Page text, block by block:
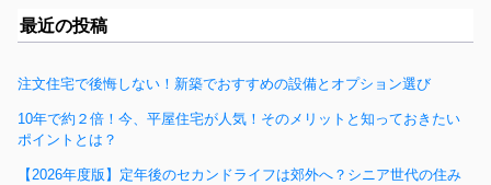
最近の投稿
注文住宅で後悔しない！新築でおすすめの設備とオプション選び
10年で約２倍！今、平屋住宅が人気！そのメリットと知っておきたい
ポイントとは？
【2026年度版】定年後のセカンドライフは郊外へ？シニア世代の住み